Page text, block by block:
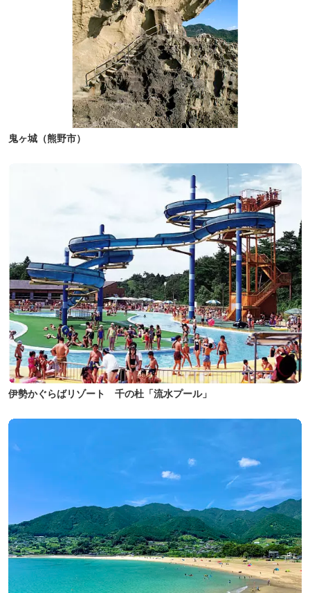
鬼ヶ城（熊野市）
伊勢かぐらばリゾート 千の杜「流水プール」